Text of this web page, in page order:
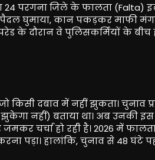
24 परगना जिले के फालता (Falta)
घुमाया, कान पकड़कर माफी
के दौरान वे पुलिसकर्मियों के
दबाव में नहीं झुकता। चुनाव
झुकेगा नहीं) बताया था। अब उनकी
चर्चा हो रही है। 2026 में
पड़ा। हालांकि, चुनाव से 48 घंटे